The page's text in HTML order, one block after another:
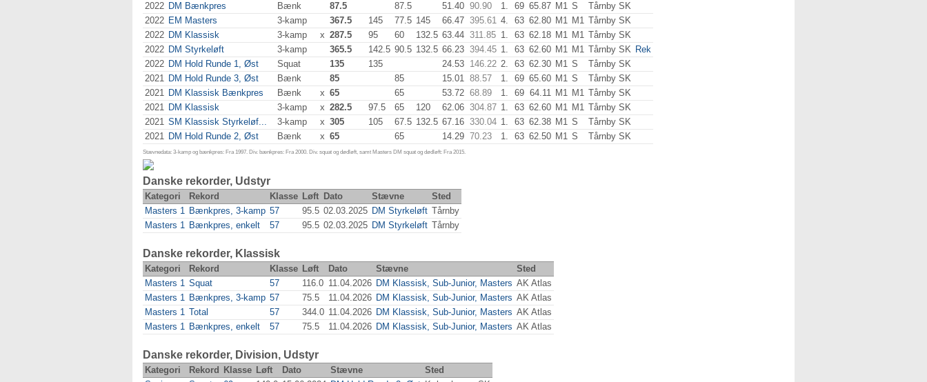
2022 DM Bænkpres Bænk 87.5 87.5 51.40 90.90 1. 69 65.87 M1 S
Tårnby SK
2022 EM Masters 3-kamp 367.5 145 77.5 145 66.47 395.61 4. 63 62.80 M1 M1 Tårnby SK
2022 DM Klassisk 3-kamp x 287.5 95 60 132.5 63.44 311.85 1. 63 62.18 M1 M1 Tårnby SK
2022 DM Styrkeløft 3-kamp 365.5 142.5 90.5 132.5 66.23 394.45 1. 63 62.60 M1 M1 Tårnby SK Rek
2022 DM Hold Runde 1, Øst Squat 135 135 24.53 146.22 2. 63 62.30 M1 S
Tårnby SK
2021 DM Hold Runde 3, Øst Bænk 85 85 15.01 88.57 1. 69 65.60 M1 S
Tårnby SK
2021 DM Klassisk Bænkpres Bænk x 65 65 53.72 68.89 1. 69 64.11 M1 M1 Tårnby SK
2021 DM Klassisk 3-kamp x 282.5 97.5 65 120 62.06 304.87 1. 63 62.60 M1 M1 Tårnby SK
2021 SM Klassisk Styrkeløf... 3-kamp x 305 105 67.5 132.5 67.16 330.04 1. 63 62.38 M1 S
Tårnby SK
2021 DM Hold Runde 2, Øst Bænk x 65 65 14.29 70.23 1. 63 62.50 M1 S Tårnby SK
Stævnedata: 3-kamp og bænkpres: Fra 1997. Div. bænkpres: Fra 2000. Div. squat og dødløft, samt Masters DM squat og dødløft: Fra 2015.
Danske rekorder, Udstyr
Kategori Rekord Klasse Løft Dato Stævne
Sted
Masters 1 Bænkpres, 3-kamp 57 95.5 02.03.2025 DM Styrkeløft Tårnby
Masters 1 Bænkpres, enkelt 57 95.5 02.03.2025 DM Styrkeløft Tårnby
Danske rekorder, Klassisk
Kategori Rekord Klasse Løft Dato Stævne
Sted
Masters 1 Squat 57 116.0 11.04.2026 DM Klassisk, Sub-Junior, Masters AK Atlas
Masters 1 Bænkpres, 3-kamp 57 75.5 11.04.2026 DM Klassisk, Sub-Junior, Masters AK Atlas
Masters 1 Total 57 344.0 11.04.2026 DM Klassisk, Sub-Junior, Masters AK Atlas
Masters 1 Bænkpres, enkelt 57 75.5 11.04.2026 DM Klassisk, Sub-Junior, Masters AK Atlas
Danske rekorder, Division, Udstyr
Kategori Rekord Klasse Løft Dato Stævne
Sted